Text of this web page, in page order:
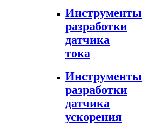
Инструменты
разработки
датчика
тока
Инструменты
разработки
датчика
ускорения